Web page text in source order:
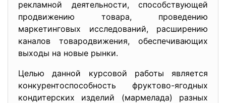
рекламной деятельности, способствующей
продвижению товара, проведению
маркетинговых исследований, расширению
каналов товародвижения, обеспечивающих
выходы на новые рынки.
Целью данной курсовой работы является
конкурентоспособность фруктово-ягодных
кондитерских изделий (мармелада) разных